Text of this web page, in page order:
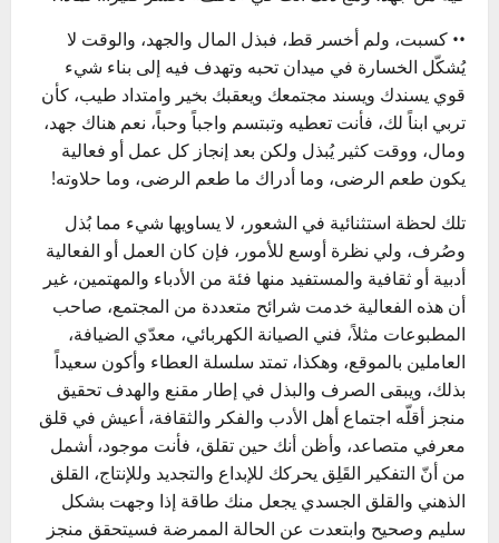
•• كسبت، ولم أخسر قط، فبذل المال والجهد، والوقت لا
يُشكّل الخسارة في ميدان تحبه وتهدف فيه إلى بناء شيء
قوي يسندك ويسند مجتمعك ويعقبك بخير وامتداد طيب، كأن
تربي ابناً لك، فأنت تعطيه وتبتسم واجباً وحباً، نعم هناك جهد،
ومال، ووقت كثير يُبذل ولكن بعد إنجاز كل عمل أو فعالية
يكون طعم الرضى، وما أدراك ما طعم الرضى، وما حلاوته!
تلك لحظة استثنائية في الشعور، لا يساويها شيء مما بُذل
وصُرف، ولي نظرة أوسع للأمور، فإن كان العمل أو الفعالية
أدبية أو ثقافية والمستفيد منها فئة من الأدباء والمهتمين، غير
أن هذه الفعالية خدمت شرائح متعددة من المجتمع، صاحب
المطبوعات مثلاً، فني الصيانة الكهربائي، معدّي الضيافة،
العاملين بالموقع، وهكذا، تمتد سلسلة العطاء وأكون سعيداً
بذلك، ويبقى الصرف والبذل في إطار مقنع والهدف تحقيق
منجز أقلّه اجتماع أهل الأدب والفكر والثقافة، أعيش في قلق
معرفي متصاعد، وأظن أنك حين تقلق، فأنت موجود، أشمل
من أنّ التفكير القَلِق يحركك للإبداع والتجديد وللإنتاج، القلق
الذهني والقلق الجسدي يجعل منك طاقة إذا وجهت بشكل
سليم وصحيح وابتعدت عن الحالة الممرضة فسيتحقق منجز